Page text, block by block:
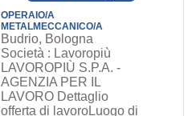
OPERAIO/A
METALMECCANICO/A
Budrio, Bologna
Società : Lavoropiù
LAVOROPIÙ S.P.A. -
AGENZIA PER IL
LAVORO Dettaglio
offerta di lavoroLuogo di